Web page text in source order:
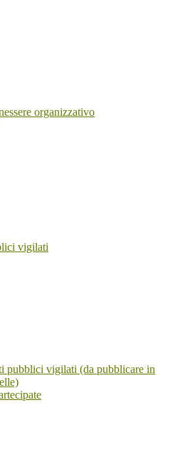
organizzativo
vigilati
pubblici vigilati (da pubblicare in